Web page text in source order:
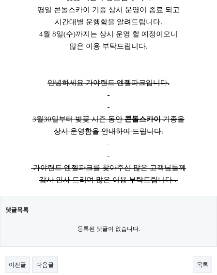
평일 콘돌스카이 기종 상시 운영이 종료 되고
시간대별 운행함을 알려드립니다.
4월 8일(수)까지는 상시 운영 할 예정이오니
많은 이용 부탁드립니다.
안녕하세요 가야랜드 엔젤파크입니다.
3월30일부터 벚꽃 시즌 동안콘돌스카이기종을
상시 운영함을 안내하여 드립니다.
가야랜드 엔젤파크를 찾아주신 많은 고객님들께
감사 인사 드리며 많은 이용 부탁드립니다 .
댓글목록
등록된 댓글이 없습니다.
이전글 다음글 목록